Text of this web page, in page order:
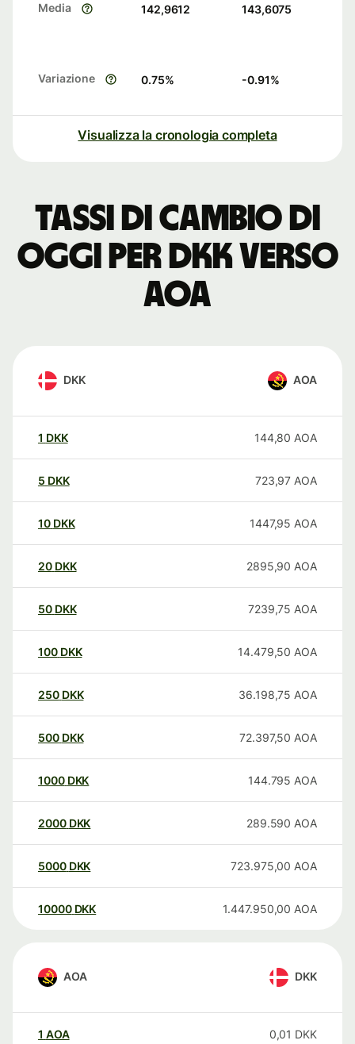
Media 142,9612 143,6075
Variazione 0.75% -0.91%
Visualizza la cronologia completa
Tassi di cambio di
oggi per DKK verso
AOA
DKK AOA
1 DKK 144,80 AOA
5 DKK 723,97 AOA
10 DKK 1447,95 AOA
20 DKK 2895,90 AOA
50 DKK 7239,75 AOA
100 DKK 14.479,50 AOA
250 DKK 36.198,75 AOA
500 DKK 72.397,50 AOA
1000 DKK 144.795 AOA
2000 DKK 289.590 AOA
5000 DKK 723.975,00 AOA
10000 DKK 1.447.950,00 AOA
AOA DKK
1 AOA 0,01 DKK